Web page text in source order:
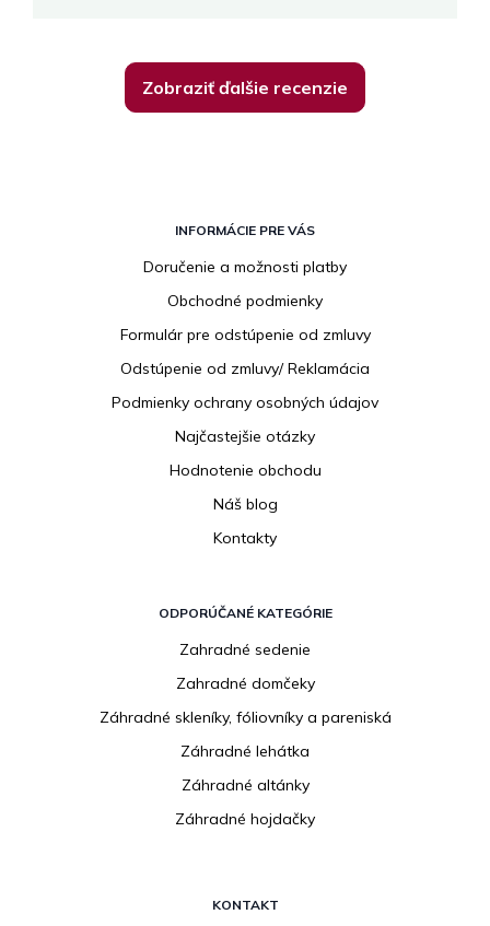
Zobraziť ďalšie recenzie
INFORMÁCIE PRE VÁS
Doručenie a možnosti platby
Obchodné podmienky
Formulár pre odstúpenie od zmluvy
Odstúpenie od zmluvy/ Reklamácia
Podmienky ochrany osobných údajov
Najčastejšie otázky
Hodnotenie obchodu
Náš blog
Kontakty
ODPORÚČANÉ KATEGÓRIE
Zahradné sedenie
Zahradné domčeky
Záhradné skleníky, fóliovníky a pareniská
Záhradné lehátka
Záhradné altánky
Záhradné hojdačky
KONTAKT